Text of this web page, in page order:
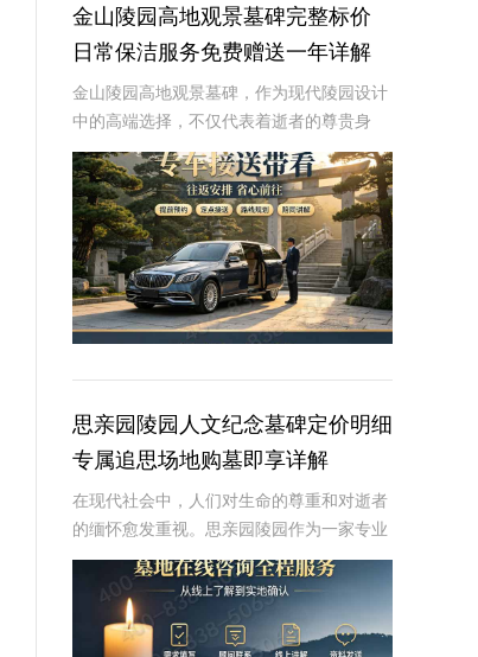
金山陵园高地观景墓碑完整标价
日常保洁服务免费赠送一年详解
金山陵园高地观景墓碑，作为现代陵园设计
中的高端选择，不仅代表着逝者的尊贵身
份，也体现了生者对逝者的深切缅怀。高地
观景墓碑不仅位置优越，视野开阔，更配有
日常保洁服务免费赠送一年的举措，为家属
提供了极大的
思亲园陵园人文纪念墓碑定价明细
专属追思场地购墓即享详解
在现代社会中，人们对生命的尊重和对逝者
的缅怀愈发重视。思亲园陵园作为一家专业
的陵园机构，提供了一系列人文纪念墓碑服
务，旨在为家属提供一个庄重、宁静的场
所，以表达对逝者的无限思念。本文将详细
介绍思亲园陵